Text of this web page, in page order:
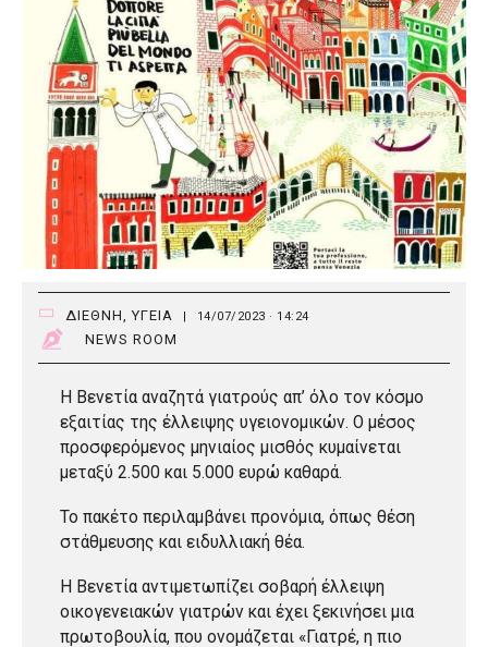
ΔΙΕΘΝΗ,ΥΓΕΙΑ 14/07/2023 · 14:24
NEWS ROOM
Η Βενετία αναζητά γιατρούς απ’ όλο τον κόσμο
εξαιτίας της έλλειψης υγειονομικών. Ο μέσος
προσφερόμενος μηνιαίος μισθός κυμαίνεται
μεταξύ 2.500 και 5.000 ευρώ καθαρά.
Το πακέτο περιλαμβάνει προνόμια, όπως θέση
στάθμευσης και ειδυλλιακή θέα.
Η Βενετία αντιμετωπίζει σοβαρή έλλειψη
οικογενειακών γιατρών και έχει ξεκινήσει μια
πρωτοβουλία, που ονομάζεται «Γιατρέ, η πιο